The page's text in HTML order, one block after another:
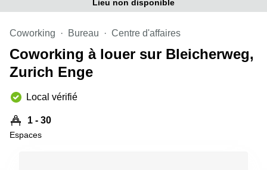
Salle
réunion
Salles
de
Genève
Salle de
Lausanne
Louis-
18
de l’Ile
Genève
Route
Lieu non disponible
Coworking Bureau Centre d'affaires
Coworking à louer sur Bleicherweg,
Zurich Enge
Local vérifié
1 - 30
Espaces